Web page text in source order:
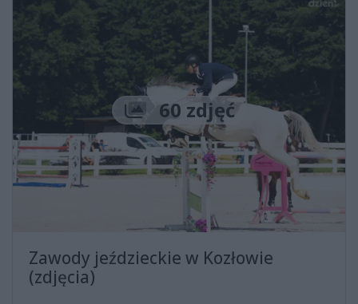
Liczba zdjęć
60 zdjęć
Zawody jeździeckie w Kozłowie
(zdjęcia)